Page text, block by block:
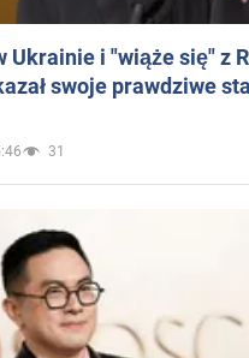
Ukrainie i "wiąże się" z
swoje prawdziwe
31